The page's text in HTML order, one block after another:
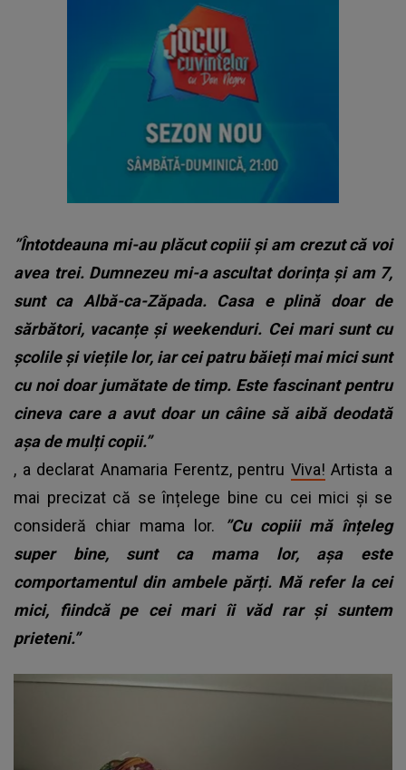
”Întotdeauna mi-au plăcut copiii și am crezut că voi
avea trei. Dumnezeu mi-a ascultat dorința și am 7,
sunt ca Albă-ca-Zăpada. Casa e plină doar de
sărbători, vacanțe și weekenduri. Cei mari sunt cu
școlile și viețile lor, iar cei patru băieți mai mici sunt
cu noi doar jumătate de timp. Este fascinant pentru
cineva care a avut doar un câine să aibă deodată
așa de mulți copii.”
, a declarat Anamaria Ferentz, pentru Viva! Artista a
mai precizat că se înțelege bine cu cei mici și se
consideră chiar mama lor.
”Cu copiii mă înțeleg
super bine, sunt ca mama lor, așa este
comportamentul din ambele părți. Mă refer la cei
mici, fiindcă pe cei mari îi văd rar și suntem
prieteni.”